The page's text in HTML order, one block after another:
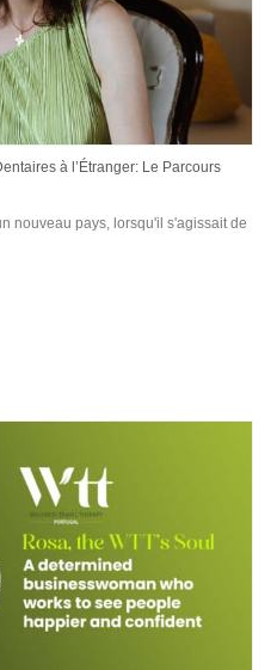
à l’Étranger: Le Parcours
nouveau pays, lorsqu'il s'agissait de